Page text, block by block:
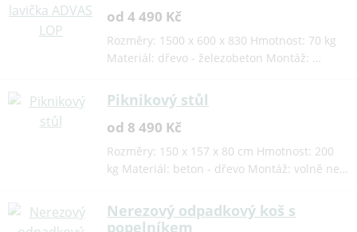
od 4 490 Kč
Rozměry: 1500 x 600 x 830 Hmotnost: 70 kg
Materiál: dřevo - železobeton Montáž: …
Piknikový stůl
od 8 490 Kč
Rozměry: 150 x 157 x 80 cm Hmotnost: 200
kg Materiál: beton - dřevo Montáž: volně ne…
Nerezový odpadkový koš s
popelníkem